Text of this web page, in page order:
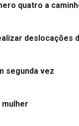
quatro a
deslocações
segunda vez
mulher